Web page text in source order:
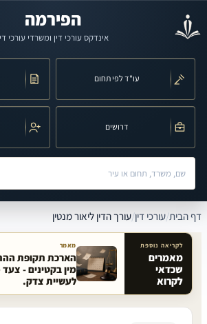
הפירמה
אינדקס עורכי דין ומשרדי עורכי דין
עו"ד לפי תחום
דרושים
חיפוש לפי שם, משרד, תחום משפט או עיר
דף הבית/עורכי דין/עורך הדין ליאור מנטין
מאמרים קשורים באתר
לקריאה נוספת
מאמרים
שכדאי
לקרוא
מאמר
הארכת תקופת
מין בקטינים -
לעשיית צדק.